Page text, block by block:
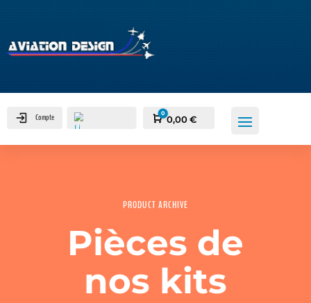
Compte Panier
0
0,00€
PRODUCT ARCHIVE
Pièces de
nos kits